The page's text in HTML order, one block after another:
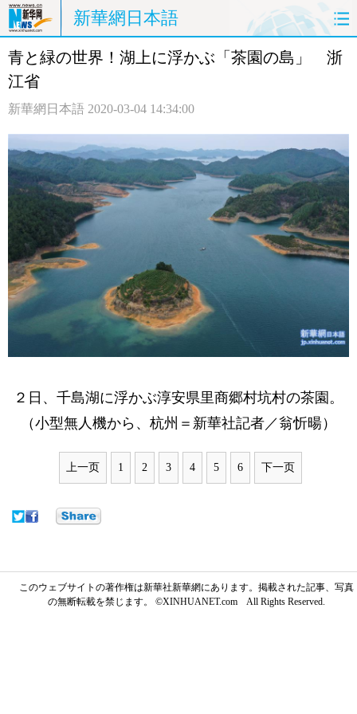
新華網日本語
ホームページ 政治 経済
中日対訳
青と緑の世界！湖上に浮かぶ「茶園の島」 浙
江省
新華網日本語 2020-03-04 14:34:00
２日、千島湖に浮かぶ淳安県里商郷村坑村の茶園。
（小型無人機から、杭州＝新華社記者／翁忻暘）
上一页 1 2 3 4 5 6 下一页
このウェブサイトの著作権は新華社新華網にあります。掲載された記事、写真
の無断転載を禁じます。 ©XINHUANET.com All Rights Reserved.